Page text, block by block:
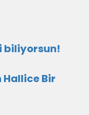
biliyorsun!
Bir